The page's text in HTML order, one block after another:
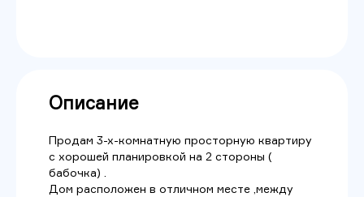
Описание
Продам 3-х-комнатную просторную квартиру
с хорошей планировкой на 2 стороны (
бабочка) .
Дом расположен в отличном месте ,между